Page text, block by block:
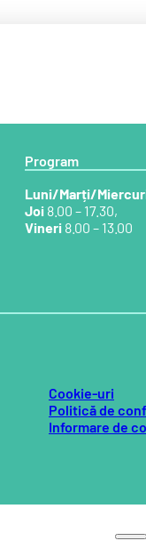
Program
Luni/Marți/
Joi8.00 – 17.30,
Vineri8.00 – 13.00
Cookie-uri
Politică de
Informare de